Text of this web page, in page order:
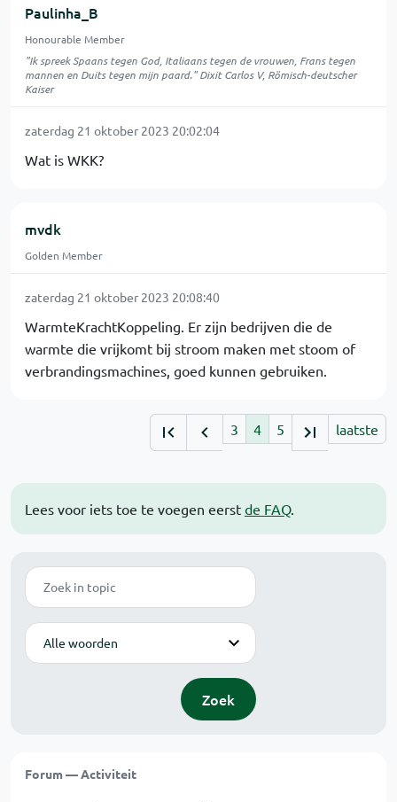
Lees voor iets toe te voegen eerst de FAQ.
Zoek
Modus
Zoek
Forum — Activiteit
Paulinha_B
Honourable Member
"Ik spreek Spaans tegen God, Italiaans tegen de vrouwen, Frans tegen
mannen en Duits tegen mijn paard." Dixit Carlos V, Römisch-deutscher
Kaiser
zaterdag 21 oktober 2023 20:02:04
Wat is WKK?
mvdk
Golden Member
zaterdag 21 oktober 2023 20:08:40
WarmteKrachtKoppeling. Er zijn bedrijven die de
warmte die vrijkomt bij stroom maken met stoom of
verbrandingsmachines, goed kunnen gebruiken.
3 4 5 laatste